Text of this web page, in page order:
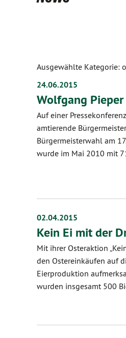
Ausgewählte Kategorie:
24.06.2015
Wolfgang
Auf einer
amtierende
Bürgermeisterwahl am
wurde im Mai 2010 mit
02.04.2015
Kein Ei mit der
Mit ihrer Osteraktion
den Ostereinkäufen auf
Eierproduktion
wurden insgesamt 500